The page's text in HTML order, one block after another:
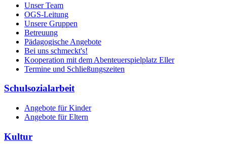
Unser Team
OGS-Leitung
Unsere Gruppen
Betreuung
Pädagogische Angebote
Bei uns schmeckt's!
Kooperation mit dem Abenteuerspielplatz Eller
Termine und Schließungszeiten
Schulsozialarbeit
Angebote für Kinder
Angebote für Eltern
Kultur